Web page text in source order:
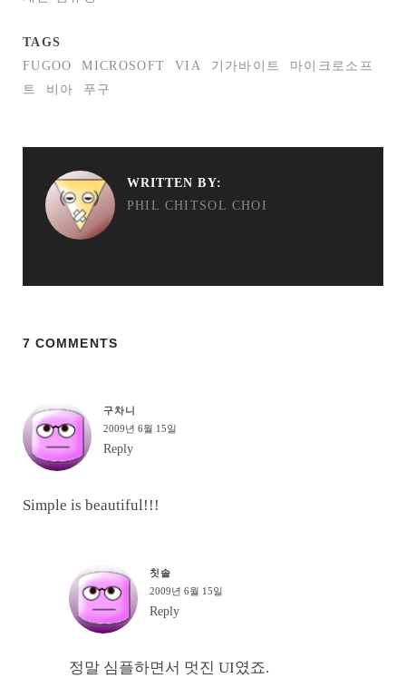
TAGS
FUGOO
MICROSOFT VIA 기가바이트
마이크로소프
트
비아 푸구
WRITTEN BY:
PHIL CHITSOL CHOI
7 COMMENTS
구차니
2009년 6월 15일
Reply
Simple is beautiful!!!
칫솔
2009년 6월 15일
Reply
정말 심플하면서 멋진 UI였죠.